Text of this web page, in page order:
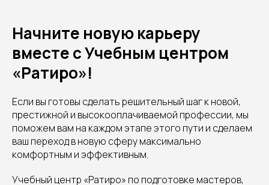
Начните новую карьеру
вместе с Учебным центром
«Ратиро»!
Если вы готовы сделать решительный шаг к новой,
престижной и высокооплачиваемой профессии, мы
поможем вам на каждом этапе этого пути и сделаем
ваш переход в новую сферу максимально
комфортным и эффективным.
Учебный центр «Ратиро» по подготовке мастеров,